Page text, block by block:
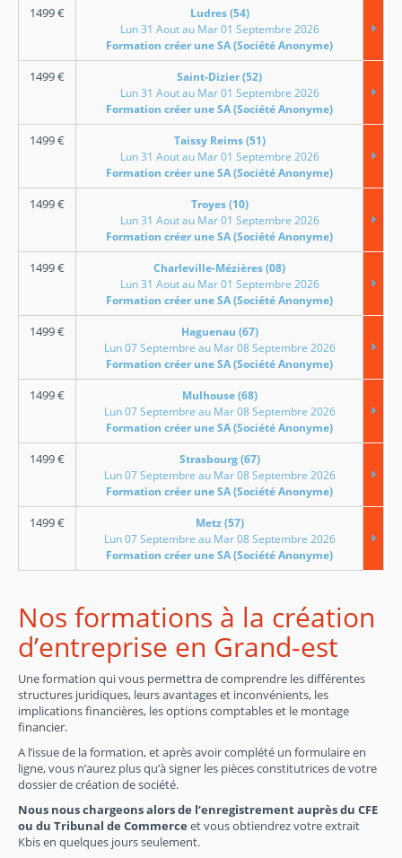
1499€
Ludres (54)
Lun 31 Aout au Mar 01 Septembre 2026
Formation créer une SA (Société Anonyme)
1499€
Saint-Dizier (52)
Lun 31 Aout au Mar 01 Septembre 2026
Formation créer une SA (Société Anonyme)
1499€
Taissy Reims (51)
Lun 31 Aout au Mar 01 Septembre 2026
Formation créer une SA (Société Anonyme)
1499€
Troyes (10)
Lun 31 Aout au Mar 01 Septembre 2026
Formation créer une SA (Société Anonyme)
1499€
Charleville-Mézières (08)
Lun 31 Aout au Mar 01 Septembre 2026
Formation créer une SA (Société Anonyme)
1499€
Haguenau (67)
Lun 07 Septembre au Mar 08 Septembre 2026
Formation créer une SA (Société Anonyme)
1499€
Mulhouse (68)
Lun 07 Septembre au Mar 08 Septembre 2026
Formation créer une SA (Société Anonyme)
1499€
Strasbourg (67)
Lun 07 Septembre au Mar 08 Septembre 2026
Formation créer une SA (Société Anonyme)
1499€
Metz (57)
Lun 07 Septembre au Mar 08 Septembre 2026
Formation créer une SA (Société Anonyme)
Nos formations à la création
d’entreprise en Grand-est
Une formation qui vous permettra de comprendre les différentes
structures juridiques, leurs avantages et inconvénients, les
implications financières, les options comptables et le montage
financier.
A l’issue de la formation, et après avoir complété un formulaire en
ligne, vous n’aurez plus qu’à signer les pièces constitutrices de votre
dossier de création de société.
Nous nous chargeons alors de l’enregistrement auprès du CFE
ou du Tribunal de Commerce et vous obtiendrez votre extrait
Kbis en quelques jours seulement.